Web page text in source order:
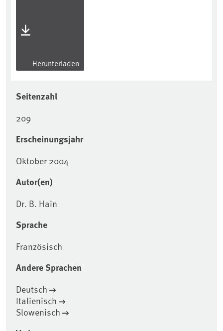
Herunterladen
Seitenzahl
209
Erscheinungsjahr
Oktober 2004
Autor(en)
Dr. B. Hain
Sprache
Französisch
Andere Sprachen
Deutsch
Italienisch
Slowenisch